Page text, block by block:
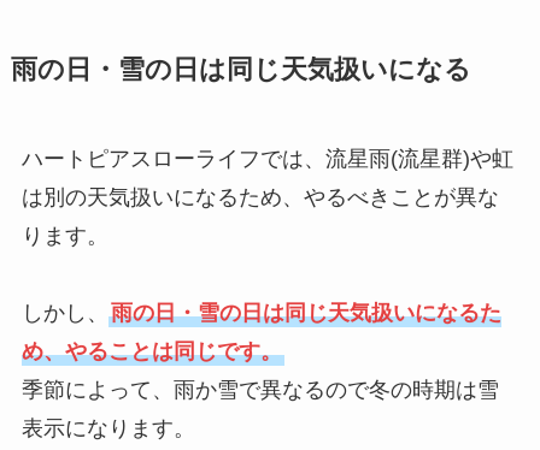
雨の日・雪の日は同じ天気扱いになる
ハートピアスローライフでは、流星雨(流星群)や虹
は別の天気扱いになるため、やるべきことが異な
ります。
しかし、 雨の日・雪の日は同じ天気扱いになるた
め、やることは同じです。
季節によって、雨か雪で異なるので冬の時期は雪
表示になります。